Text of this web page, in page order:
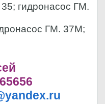
гидронасос ГМ.
ГМ. 37М;